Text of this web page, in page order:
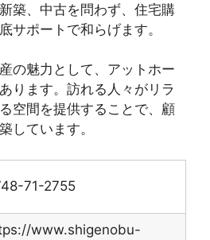
築、中古を問わず、住宅購
サポートで和らげます。
の魅力として、アットホー
ります。訪れる人々がリラ
空間を提供することで、顧
しています。
71-2755
www.shigenobu-